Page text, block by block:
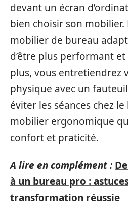
devant un écran
bien choisir son mobilier.
mobilier de bureau
d’être plus performant
plus, vous entretiendrez
physique avec un
éviter les séances chez
mobilier ergonomique
confort et praticité.
A lire en complément :
à un bureau pro :
transformation réussie